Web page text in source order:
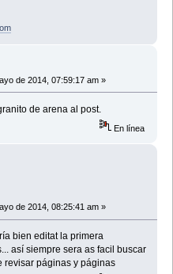
de 2014, 07:59:17 am »
de arena al post.
En línea
de 2014, 08:25:41 am »
bien editat la primera
así siempre sera as facil buscar
revisar páginas y páginas